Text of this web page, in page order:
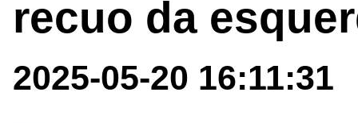
recuo da
2025-05-20 16:11:31